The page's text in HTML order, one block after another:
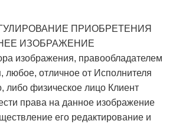
ПРИОБРЕТЕНИЯ
ИЗОБРАЖЕНИЕ
изображения, правообладателем
любое, отличное от Исполнителя
либо физическое лицо Клиент
права на данное изображение
его редактирование и